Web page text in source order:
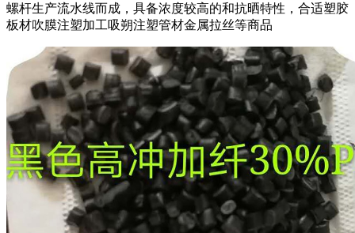
螺杆生产流水线而成，具备浓度较高的和抗晒特性，合适塑胶
板材吹膜注塑加工吸朔注塑管材金属拉丝等商品